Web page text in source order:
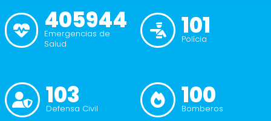
405944
Emergencias de
Salud
101
Polícia
103
Defensa Civil 100
Bomberos